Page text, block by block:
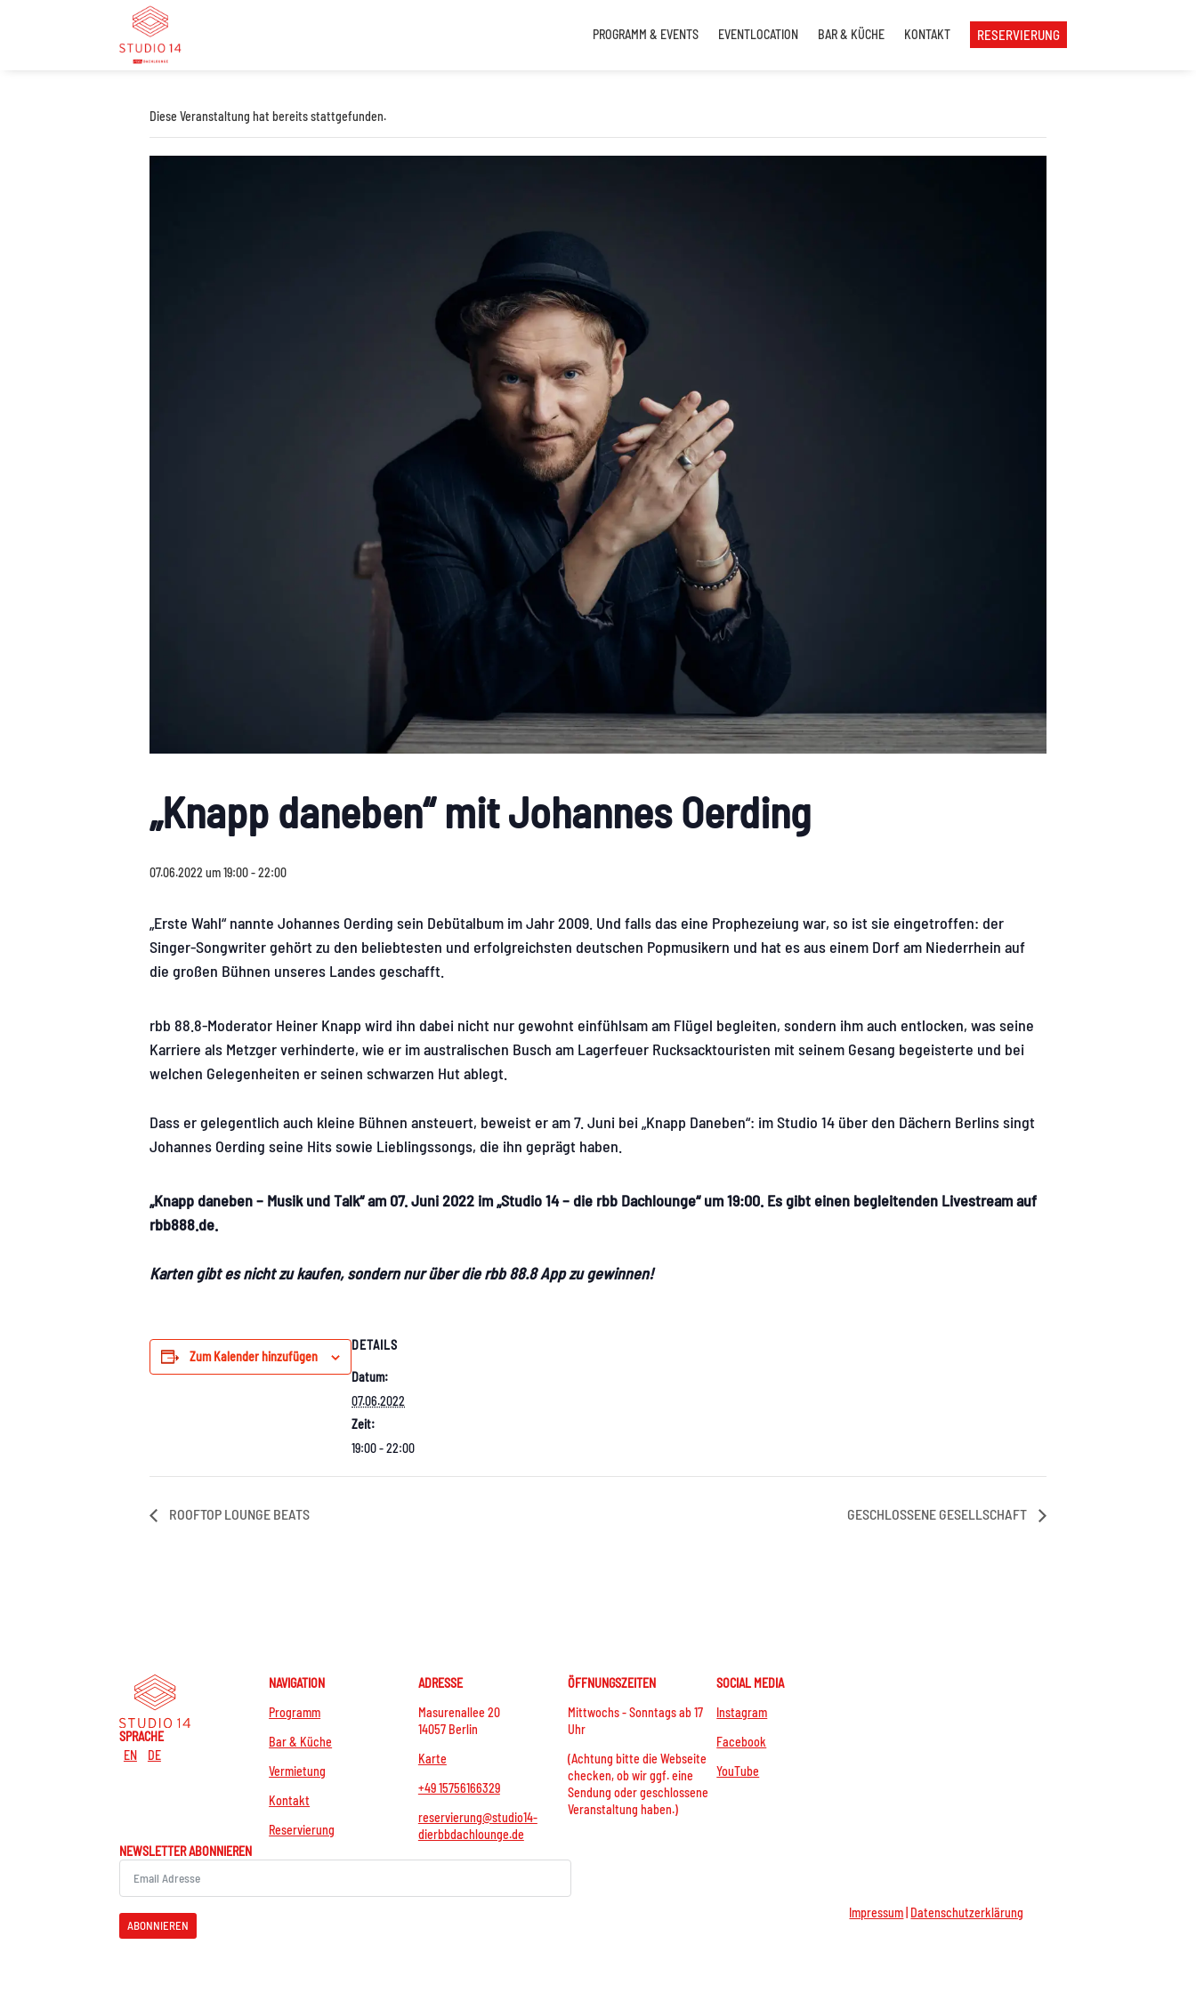
PROGRAMM & EVENTS EVENTLOCATION BAR & KÜCHE KONTAKT RESERVIERUNG
Diese Veranstaltung hat bereits stattgefunden.
„Knapp daneben“ mit Johannes Oerding
07.06.2022 um 19:00-22:00
„Erste Wahl“ nannte Johannes Oerding sein Debütalbum im Jahr 2009. Und falls das eine Prophezeiung war, so ist sie eingetroffen: der
Singer-Songwriter gehört zu den beliebtesten und erfolgreichsten deutschen Popmusikern und hat es aus einem Dorf am Niederrhein auf
die großen Bühnen unseres Landes geschafft.
rbb 88.8-Moderator Heiner Knapp wird ihn dabei nicht nur gewohnt einfühlsam am Flügel begleiten, sondern ihm auch entlocken, was seine
Karriere als Metzger verhinderte, wie er im australischen Busch am Lagerfeuer Rucksacktouristen mit seinem Gesang begeisterte und bei
welchen Gelegenheiten er seinen schwarzen Hut ablegt.
Dass er gelegentlich auch kleine Bühnen ansteuert, beweist er am 7. Juni bei „Knapp Daneben“: im Studio 14 über den Dächern Berlins singt
Johannes Oerding seine Hits sowie Lieblingssongs, die ihn geprägt haben.
„Knapp daneben – Musik und Talk“ am 07. Juni 2022 im „Studio 14 – die rbb Dachlounge“ um 19:00. Es gibt einen begleitenden Livestream auf
rbb888.de.
Karten gibt es nicht zu kaufen, sondern nur über die rbb 88.8 App zu gewinnen!
Zum Kalender hinzufügen
DETAILS
Datum:
07.06.2022
Zeit:
19:00 - 22:00
ROOFTOP LOUNGE BEATS GESCHLOSSENE GESELLSCHAFT
SPRACHE
EN
DE
NAVIGATION
Programm
Bar & Küche
Vermietung
Kontakt
Reservierung
ADRESSE
Masurenallee 20
14057 Berlin
Karte
+49 15756166329
reservierung@studio14-
dierbbdachlounge.de
ÖFFNUNGSZEITEN
Mittwochs - Sonntags ab 17
Uhr
(Achtung bitte die Webseite
checken, ob wir ggf. eine
Sendung oder geschlossene
Veranstaltung haben.)
SOCIAL MEDIA
Instagram
Facebook
YouTube
NEWSLETTER ABONNIEREN
ABONNIEREN
Impressum Datenschutzerklärung